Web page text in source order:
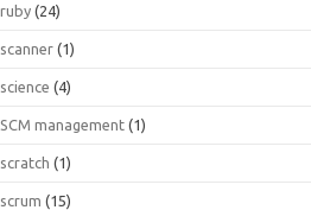
ruby (24)
scanner (1)
science (4)
SCM management (1)
scratch (1)
scrum (15)